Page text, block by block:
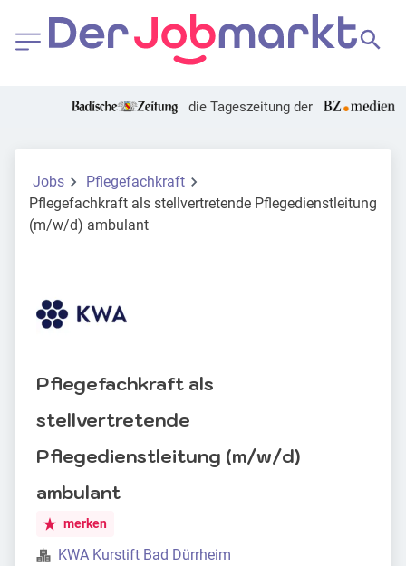
die Tageszeitung der
Jobs
Pflegefachkraft
Pflegefachkraft als stellvertretende Pflegedienstleitung
(m/w/d) ambulant
Pflegefachkraft als
stellvertretende
Pflegedienstleitung (m/w/d)
ambulant
merken
KWA Kurstift Bad Dürrheim